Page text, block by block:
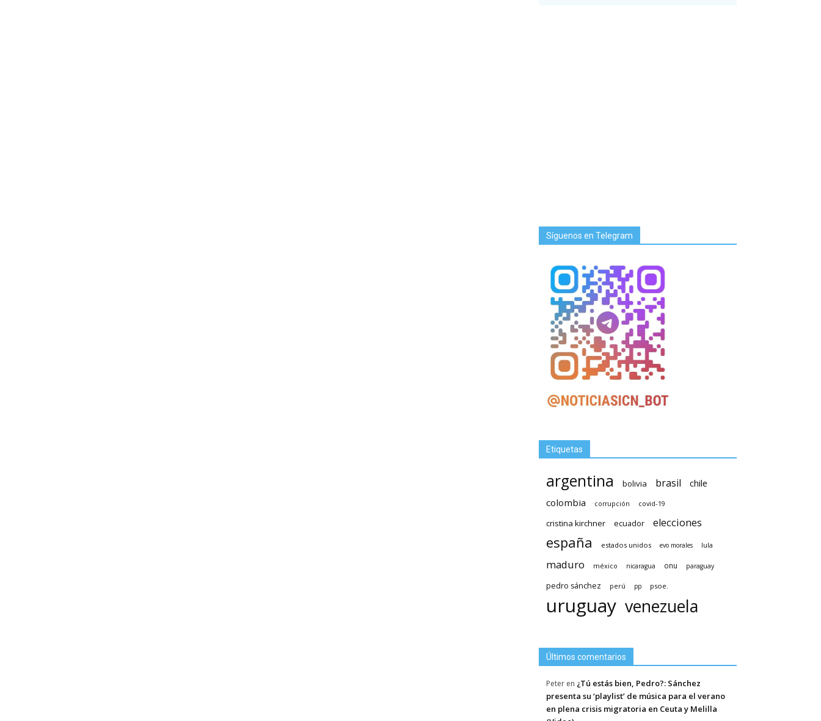
Síguenos en Telegram
Etiquetas
argentina bolivia brasil
chile
colombia
corrupción covid-19
cristina kirchner ecuador elecciones
españa estados unidos evo morales lula
maduro méxico nicaragua onu paraguay
pedro sánchez perú pp psoe.
uruguay venezuela
Últimos comentarios
Peter en ¿Tú estás bien, Pedro?: Sánchez
presenta su ‘playlist’ de música para el verano
en plena crisis migratoria en Ceuta y Melilla